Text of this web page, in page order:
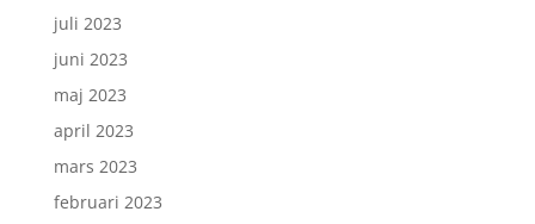
juli 2023
juni 2023
maj 2023
april 2023
mars 2023
februari 2023